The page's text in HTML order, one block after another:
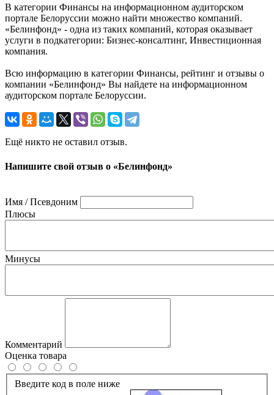
В категории Финансы на информационном аудиторском
портале Белоруссии можно найти множество компаний.
«Белинфонд» - одна из таких компаний, которая оказывает
услуги в подкатегории: Бизнес-консалтинг, Инвестиционная
компания.
Всю информацию в категории Финансы, рейтинг и отзывы о
компании «Белинфонд» Вы найдете на информационном
аудиторском портале Белоруссии.
Ещё никто не оставил отзыв.
Напишите свой отзыв о «Белинфонд»
Имя / Псевдоним
Плюсы
Минусы
Комментарий
Оценка товара
Введите код в поле ниже